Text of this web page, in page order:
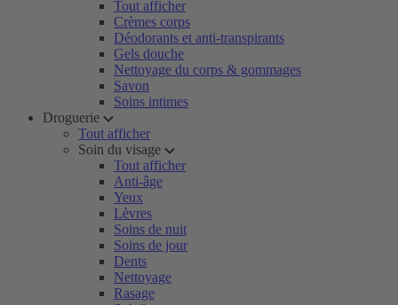
Tout afficher
Crèmes corps
Déodorants et anti-transpirants
Gels douche
Nettoyage du corps & gommages
Savon
Soins intimes
Droguerie
Tout afficher
Soin du visage
Tout afficher
Anti-âge
Yeux
Lèvres
Soins de nuit
Soins de jour
Dents
Nettoyage
Rasage